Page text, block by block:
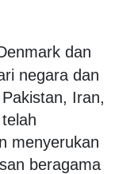
dan
negara dan
Iran,
menyerukan
beragama